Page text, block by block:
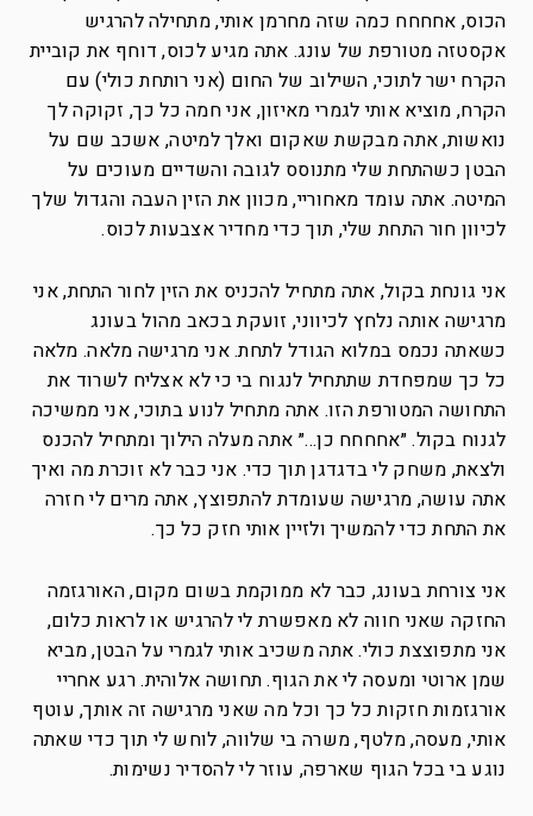
הכוס, אחחחח כמה שזה מחרמן אותי, מתחילה להרגיש
אקסטזה מטורפת של עונג. אתה מגיע לכוס, דוחף את קוביית
הקרח ישר לתוכי, השילוב של החום (אני רותחת כולי) עם
הקרח, מוציא אותי לגמרי מאיזון, אני חמה כל כך, זקוקה לך
נואשות, אתה מבקשת שאקום ואלך למיטה, אשכב שם על
הבטן כשהתחת שלי מתנוסס לגובה והשדיים מעוכים על
המיטה. אתה עומד מאחוריי, מכוון את הזין העבה והגדול שלך
לכיוון חור התחת שלי, תוך כדי מחדיר אצבעות לכוס.
אני גונחת בקול, אתה מתחיל להכניס את הזין לחור התחת, אני
מרגישה אותה נלחץ לכיווני, זועקת בכאב מהול בעונג
כשאתה נכמס במלוא הגודל לתחת. אני מרגישה מלאה. מלאה
כל כך שמפחדת שתתחיל לנגוח בי כי לא אצליח לשרוד את
התחושה המטורפת הזו. אתה מתחיל לנוע בתוכי, אני ממשיכה
לגנוח בקול. ״אחחחח כן…״ אתה מעלה הילוך ומתחיל להכנס
ולצאת, משחק לי בדגדגן תוך כדי. אני כבר לא זוכרת מה ואיך
אתה עושה, מרגישה שעומדת להתפוצץ, אתה מרים לי חזרה
את התחת כדי להמשיך ולזיין אותי חזק כל כך.
אני צורחת בעונג, כבר לא ממוקמת בשום מקום, האורגזמה
החזקה שאני חווה לא מאפשרת לי להרגיש או לראות כלום,
אני מתפוצצת כולי. אתה משכיב אותי לגמרי על הבטן, מביא
שמן ארוטי ומעסה לי את הגוף. תחושה אלוהית. רגע אחריי
אורגזמות חזקות כל כך וכל מה שאני מרגישה זה אותך, עוטף
אותי, מעסה, מלטף, משרה בי שלווה, לוחש לי תוך כדי שאתה
נוגע בי בכל הגוף שארפה, עוזר לי להסדיר נשימות.